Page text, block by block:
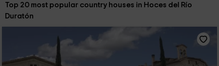
Sort by:
Top 20 most popular country houses in Hoces del Río
Duratón